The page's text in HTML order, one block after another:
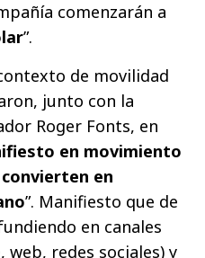
comenzarán a
”.
de movilidad
junto con la
Roger Fonts, en
en movimiento
en
”. Manifiesto que de
en canales
web, redes sociales) y